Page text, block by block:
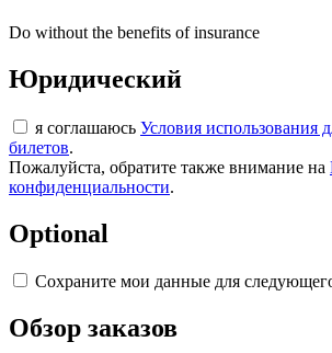
Do without the benefits of insurance
Юридический
я соглашаюсь Условия использования
билетов.
Пожалуйста, обратите также внимание на
конфиденциальности.
Optional
Сохраните мои данные для
Обзор заказов